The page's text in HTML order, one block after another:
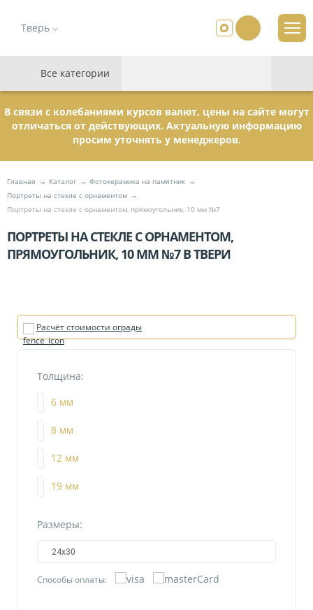
Тверь
Все категории
В связи с колебаниями курсов валют, цены на сайте могут
отличаться от действующих. Актуальную информацию
просим уточнять у менеджеров.
Главная Каталог
Фотокерамика на памятник
Портреты на стекле с орнаментом
Портреты на стекле с орнаментом, прямоугольник, 10 мм №7
ПОРТРЕТЫ НА СТЕКЛЕ С ОРНАМЕНТОМ,
ПРЯМОУГОЛЬНИК, 10 ММ №7 В ТВЕРИ
Расчёт стоимости ограды
Толщина:
6 мм
8 мм
12 мм
19 мм
Размеры:
24х30
Способы оплаты: